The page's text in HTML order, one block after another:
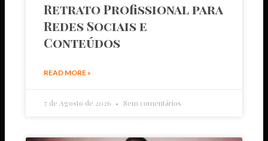
Retrato Profissional para
Redes Sociais e
Conteúdos
READ MORE »
7 de Agosto de 2026 Sem comentários